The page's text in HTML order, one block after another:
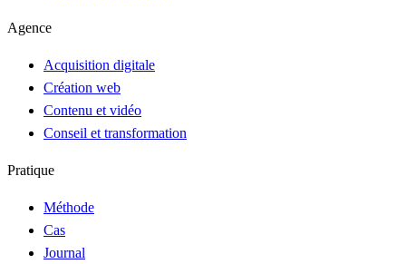
Agence
Acquisition digitale
Création web
Contenu et vidéo
Conseil et transformation
Pratique
Méthode
Cas
Journal